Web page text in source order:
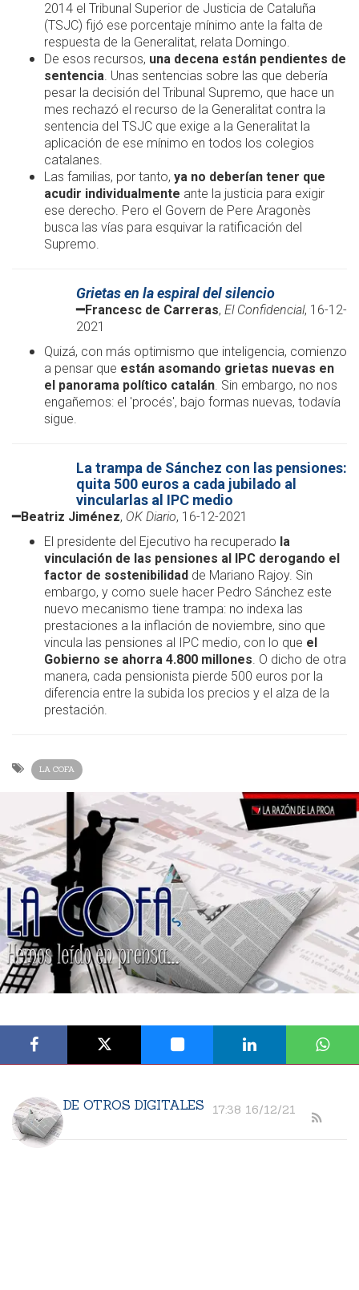
2014 el Tribunal Superior de Justicia de Cataluña
(TSJC) fijó ese porcentaje mínimo ante la falta de
respuesta de la Generalitat, relata Domingo.
De esos recursos, una decena están pendientes de
sentencia. Unas sentencias sobre las que debería
pesar la decisión del Tribunal Supremo, que hace un
mes rechazó el recurso de la Generalitat contra la
sentencia del TSJC que exige a la Generalitat la
aplicación de ese mínimo en todos los colegios
catalanes.
Las familias, por tanto, ya no deberían tener que
acudir individualmente ante la justicia para exigir
ese derecho. Pero el Govern de Pere Aragonès
busca las vías para esquivar la ratificación del
Supremo.
Grietas en la espiral del silencio
━Francesc de Carreras, El Confidencial, 16-12-
2021
Quizá, con más optimismo que inteligencia, comienzo
a pensar que están asomando grietas nuevas en
el panorama político catalán. Sin embargo, no nos
engañemos: el 'procés', bajo formas nuevas, todavía
sigue.
La trampa de Sánchez con las pensiones:
quita 500 euros a cada jubilado al
vincularlas al IPC medio
━Beatriz Jiménez, OK Diario, 16-12-2021
El presidente del Ejecutivo ha recuperado la
vinculación de las pensiones al IPC derogando el
factor de sostenibilidad de Mariano Rajoy. Sin
embargo, y como suele hacer Pedro Sánchez este
nuevo mecanismo tiene trampa: no indexa las
prestaciones a la inflación de noviembre, sino que
vincula las pensiones al IPC medio, con lo que el
Gobierno se ahorra 4.800 millones. O dicho de otra
manera, cada pensionista pierde 500 euros por la
diferencia entre la subida los precios y el alza de la
prestación.
LA COFA
DE OTROS DIGITALES 17:38 16/12/21